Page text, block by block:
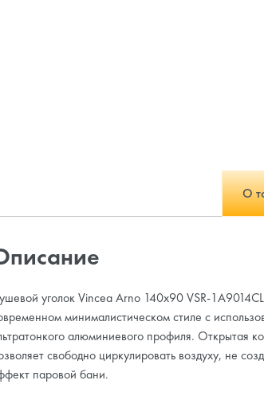
О
уголок Vincea Arno 140x90 VSR-
минималистическом стиле с
алюминиевого профиля. Открытая
свободно циркулировать воздуху, не
паровой бани.